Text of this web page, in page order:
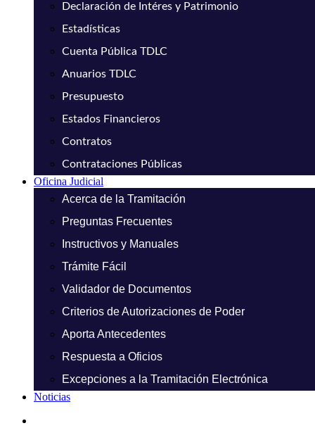
Declaración de Intéres y Patrimonio
Estadísticas
Cuenta Pública TDLC
Anuarios TDLC
Presupuesto
Estados Financieros
Contratos
Contrataciones Públicas
Oficina Judicial
Acerca de la Tramitación
Preguntas Frecuentes
Instructivos y Manuales
Trámite Fácil
Validador de Documentos
Criterios de Autorizaciones de Poder
Aporta Antecedentes
Respuesta a Oficios
Excepciones a la Tramitación Electrónica
Noticias